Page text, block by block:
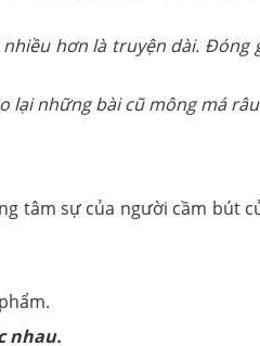
hơn là truyện dài.
lại những bài cũ mông má
tâm sự của người cầm
nhau.